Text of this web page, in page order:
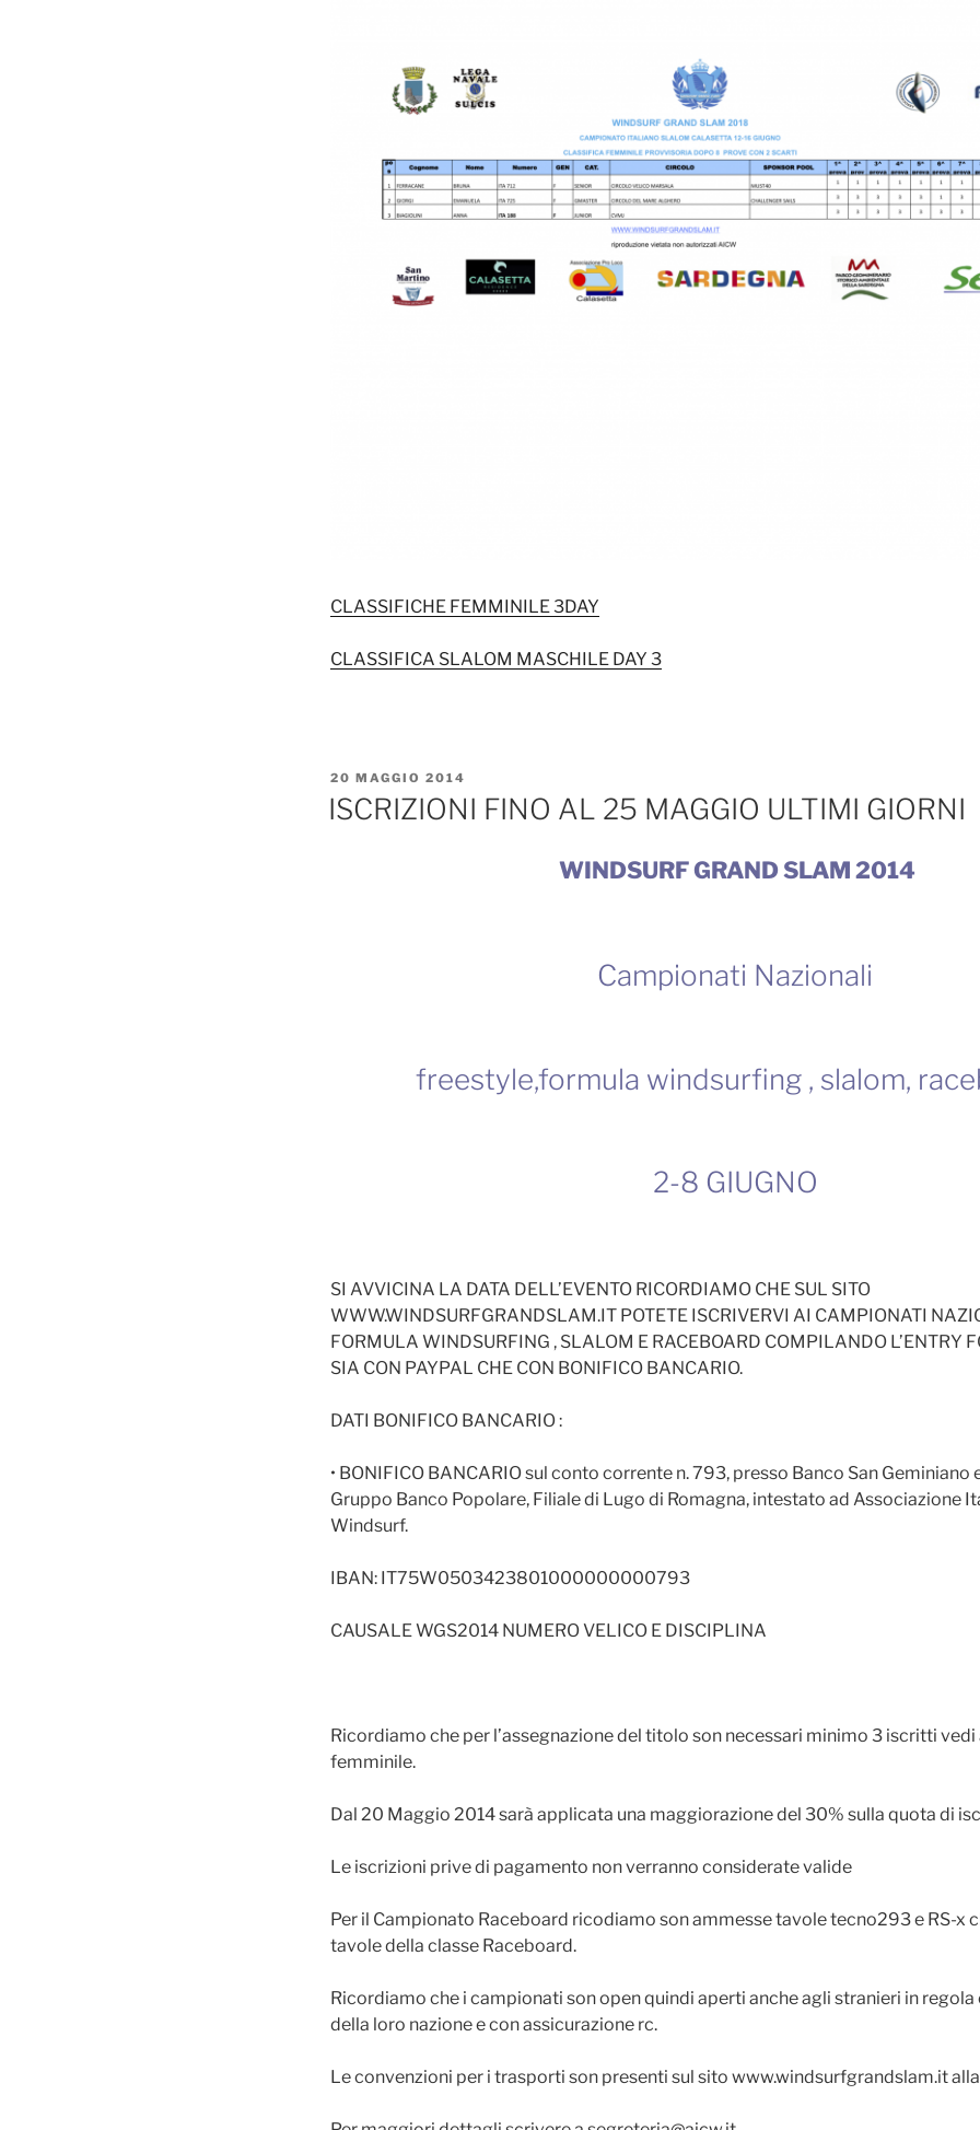
CLASSIFICHE FEMMINILE 3DAY
CLASSIFICA SLALOM MASCHILE DAY 3
PUBBLICATO
IL
20 MAGGIO 2014
ISCRIZIONI FINO AL 25 MAGGIO ULTIMI GIORNI
WINDSURF GRAND SLAM 2014
Campionati Nazionali
freestyle,formula windsurfing , slalom,
2-8 GIUGNO
SI AVVICINA LA DATA DELL’EVENTO RICORDIAMO CHE SUL SITO
WWW.WINDSURFGRANDSLAM.IT POTETE ISCRIVERVI AI CAMPIONATI
FORMULA WINDSURFING , SLALOM E RACEBOARD COMPILANDO L’ENTRY
SIA CON PAYPAL CHE CON BONIFICO BANCARIO.
DATI BONIFICO BANCARIO :
• BONIFICO BANCARIO sul conto corrente n. 793, presso Banco San Geminiano
Gruppo Banco Popolare, Filiale di Lugo di Romagna, intestato ad Associazione
Windsurf.
IBAN: IT75W0503423801000000000793
CAUSALE WGS2014 NUMERO VELICO E DISCIPLINA
Ricordiamo che per l’assegnazione del titolo son necessari minimo 3 iscritti
femminile.
Dal 20 Maggio 2014 sarà applicata una maggiorazione del 30% sulla quota di
Le iscrizioni prive di pagamento non verranno considerate valide
Per il Campionato Raceboard ricodiamo son ammesse tavole tecno293 e RS-x
tavole della classe Raceboard.
Ricordiamo che i campionati son open quindi aperti anche agli stranieri in
della loro nazione e con assicurazione rc.
Le convenzioni per i trasporti son presenti sul sito www.windsurfgrandslam.it alla